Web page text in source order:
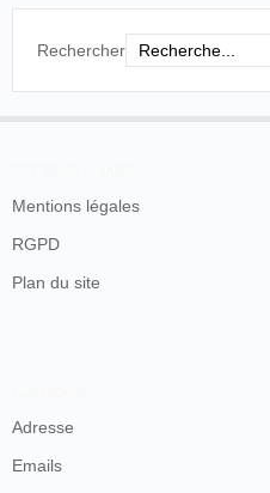
Rechercher
Mentions légales
RGPD
Plan du site
Adresse
Emails